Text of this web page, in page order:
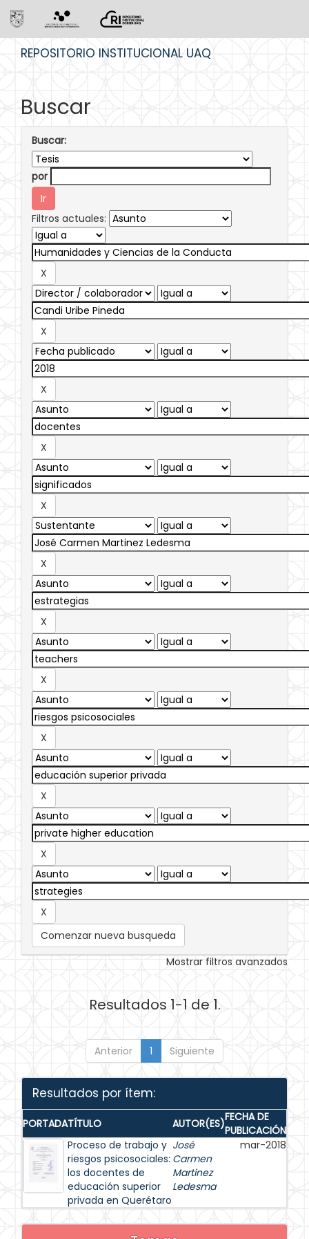
REPOSITORIO INSTITUCIONAL UAQ
Buscar
Buscar:
por
Filtros actuales:
Comenzar nueva busqueda
Mostrar filtros avanzados
Resultados 1-1 de 1.
Anterior 1 Siguiente
Resultados por ítem:
PORTADATÍTULO AUTOR(ES)FECHA DE
PUBLICACIÓN
Proceso de trabajo y
riesgos psicosociales:
los docentes de
educación superior
privada en Querétaro
José
Carmen
Martinez
Ledesma
mar-2018